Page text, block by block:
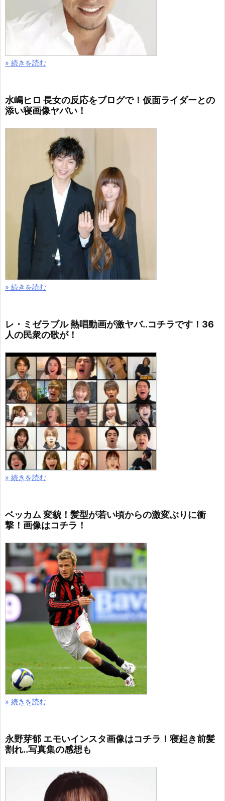
» 続きを読む
水嶋ヒロ 長女の反応をブログで！仮面ライダーとの
添い寝画像ヤバい！
» 続きを読む
レ・ミゼラブル 熱唱動画が激ヤバ..コチラです！36
人の民衆の歌が！
» 続きを読む
ベッカム 変貌！髪型が若い頃からの激変ぶりに衝
撃！画像はコチラ！
» 続きを読む
永野芽郁 エモいインスタ画像はコチラ！寝起き前髪
割れ..写真集の感想も